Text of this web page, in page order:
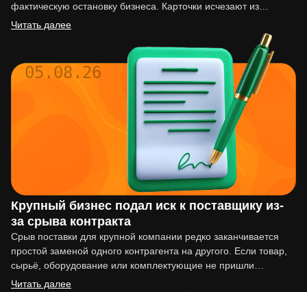
фактическую остановку бизнеса. Карточки исчезают из
выдачи, реклама перестаёт работать,…
Читать далее
05.08.26
Крупный бизнес подал иск к поставщику из-
за срыва контракта
Срыв поставки для крупной компании редко заканчивается
простой заменой одного контрагента на другого. Если товар,
сырьё, оборудование или комплектующие не пришли
вовремя, последствия могут…
Читать далее